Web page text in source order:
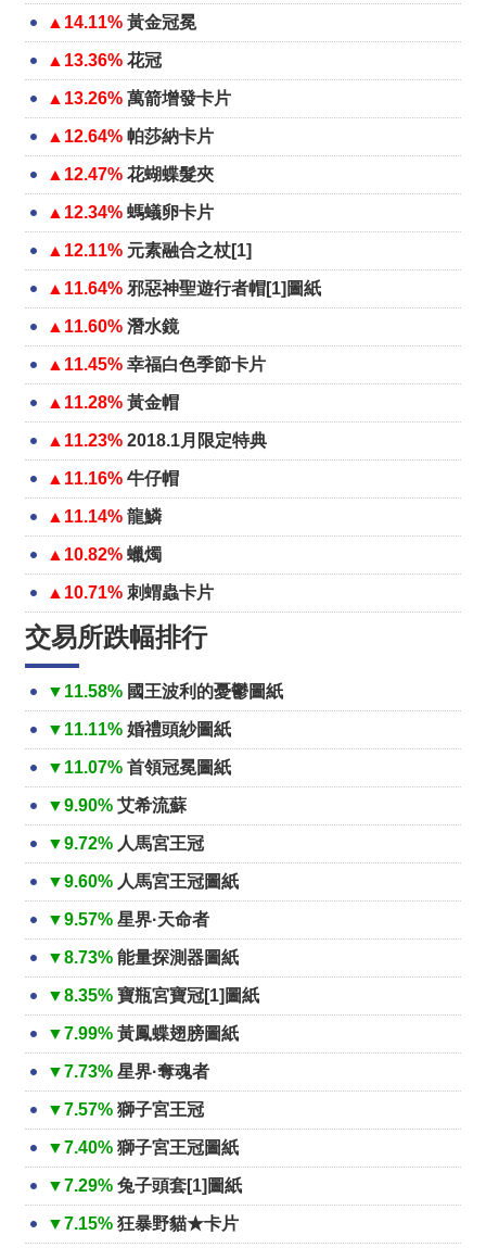
▲14.11% 黃金冠冕
▲13.36% 花冠
▲13.26% 萬箭增發卡片
▲12.64% 帕莎納卡片
▲12.47% 花蝴蝶髮夾
▲12.34% 螞蟻卵卡片
▲12.11% 元素融合之杖[1]
▲11.64% 邪惡神聖遊行者帽[1]圖紙
▲11.60% 潛水鏡
▲11.45% 幸福白色季節卡片
▲11.28% 黃金帽
▲11.23% 2018.1月限定特典
▲11.16% 牛仔帽
▲11.14% 龍鱗
▲10.82% 蠟燭
▲10.71% 刺蝟蟲卡片
交易所跌幅排行
▼11.58% 國王波利的憂鬱圖紙
▼11.11% 婚禮頭紗圖紙
▼11.07% 首領冠冕圖紙
▼9.90% 艾希流蘇
▼9.72% 人馬宮王冠
▼9.60% 人馬宮王冠圖紙
▼9.57% 星界·天命者
▼8.73% 能量探測器圖紙
▼8.35% 寶瓶宮寶冠[1]圖紙
▼7.99% 黃鳳蝶翅膀圖紙
▼7.73% 星界·奪魂者
▼7.57% 獅子宮王冠
▼7.40% 獅子宮王冠圖紙
▼7.29% 兔子頭套[1]圖紙
▼7.15% 狂暴野貓★卡片